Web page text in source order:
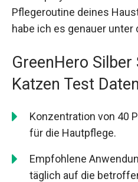
Pflegeroutine deines
habe ich es genauer unter
GreenHero
Katzen Test
Konzentration von 40
für die Hautpflege.
Empfohlene
täglich auf die